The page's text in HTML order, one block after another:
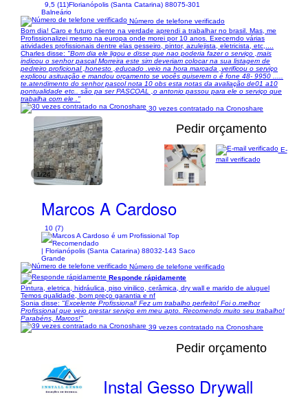
9,5 (11)Florianópolis (Santa Catarina) 88075-301
Balneário
Número de telefone verificado
Bom dia! Caro e futuro cliente na verdade aprendi a trabalhar no brasil. Mas, me
Profissionalizei mesmo na europa onde morei por 10 anos. Execerndo várias
atividades profissionais dentre elas gesseiro, pintor, azulejista, eletricista, etc,....
Charles disse: "Bom dia ele ligou e disse que nao poderia fazer o serviço ,mais
indicou o senhor pascal Morreira este sim deveriam colocar na sua listagem de
pedreiro proficional ,honesto ,educado .veio na hora marcada ,verificou o serviço
explicou asituação e mandou orçamento se vocês quiserem o é fone 48- 9950 .....
te.atendimento do senhor pascol nota 10 obs esta notas da avaliação de01 a10
pontualidade etc.. são pa ser PASCOAL ,o antonio passou para ele o serviço que
trabalha com ele ."
30 vezes contratado na Cronoshare
1/24
Pedir orçamento
Marcos A Cardoso
10 (7)
| Florianópolis (Santa Catarina) 88032-143 Saco
Grande
E-
mail verificado
Número de telefone verificado
Responde rápidamente
Pintura, eletrica, hidráulica, piso vinilico, cerâmica, dry wall e marido de aluguel
Temos qualidade, bom preço garantia e nf
Sonia disse: "Excelente Profissional! Fez um trabalho perfeito! Foi o.melhor
Profissional que veio prestar serviço em meu apto. Recomendo muito seu trabalho!
Parabéns, Marcos!"
39 vezes contratado na Cronoshare
Pedir orçamento
Instal Gesso Drywall